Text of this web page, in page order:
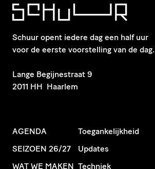
Schuur opent iedere dag een half uur
voor de eerste voorstelling van de dag.
​Lange Begijnestraat 9
2011 HH Haarlem
AGENDA
SEIZOEN 26/27
WAT WE MAKEN
Toegankelijkheid
Updates
Techniek